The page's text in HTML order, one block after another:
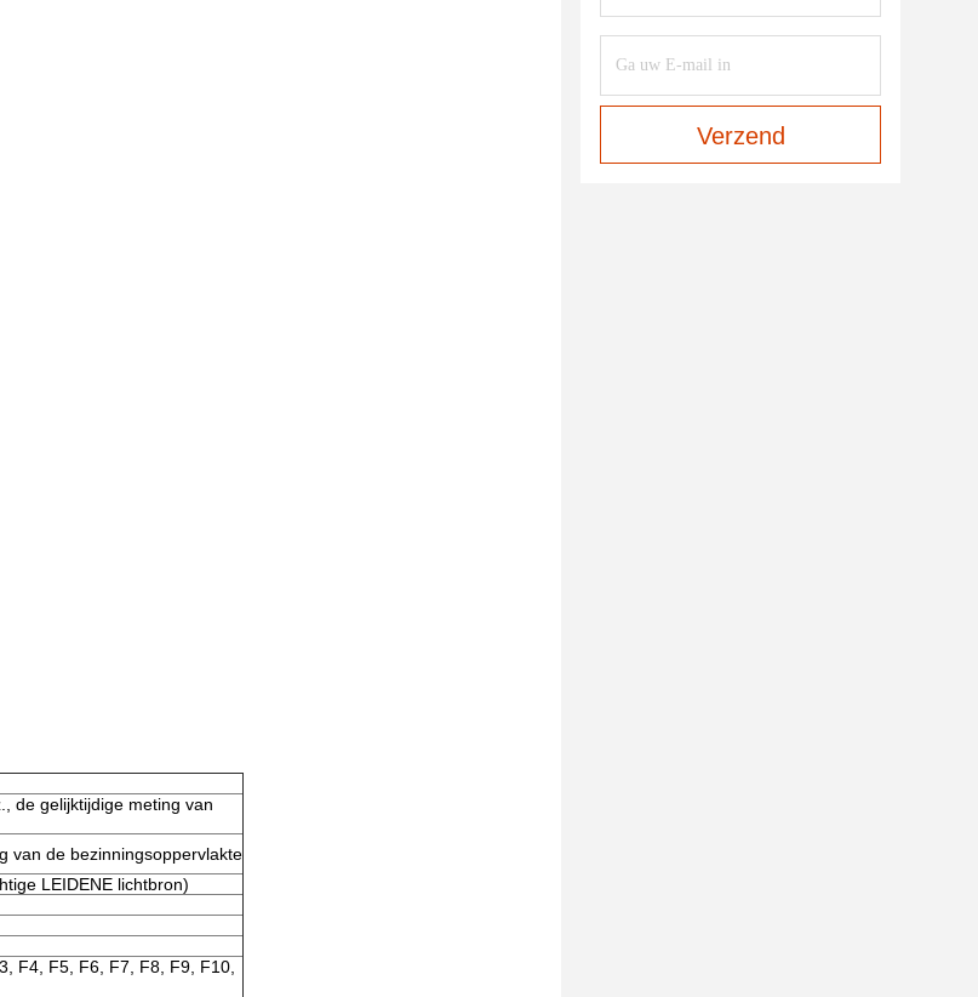
de gelijktijdige meting van
van de bezinningsoppervlakte
LEIDENE lichtbron)
F4, F5, F6, F7, F8, F9, F10,
Verzend